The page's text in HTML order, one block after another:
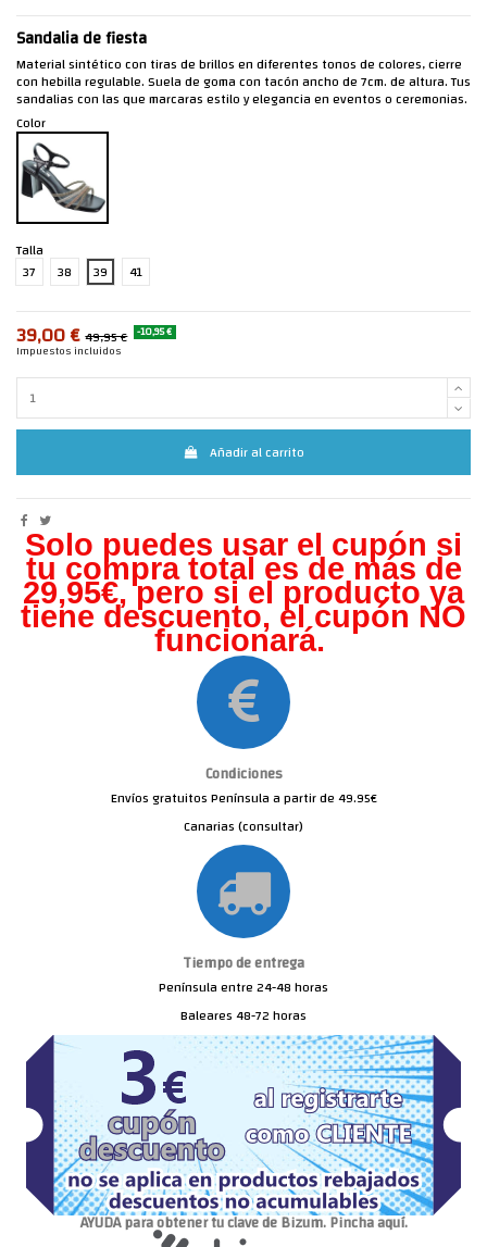
Sandalia de fiesta
Material sintético con tiras de brillos en diferentes tonos de colores, cierre
con hebilla regulable. Suela de goma con tacón ancho de 7cm. de altura. Tus
sandalias con las que marcaras estilo y elegancia en eventos o ceremonias.
Color
Talla
37
38 39 41
39,00 € 49,95 € -10,95 €
Impuestos incluidos
Añadir al carrito
Solo puedes usar el cupón si
tu compra total es de más de
29,95€, pero si el producto ya
tiene descuento, el cupón NO
funcionará.
Condiciones
Envíos gratuitos Península a partir de 49.95€
Canarias (consultar)
Tiempo de entrega
Península entre 24-48 horas
Baleares 48-72 horas
AYUDA para obtener tu clave de Bizum. Pincha aquí.